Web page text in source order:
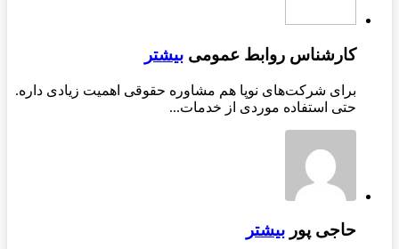
کارشناس روابط عمومی بیشتر
برای شرکت‌های نوپا هم مشاوره حقوقی اهمیت زیادی داره.
حتی استفاده موردی از خدمات...
حاجی پور بیشتر